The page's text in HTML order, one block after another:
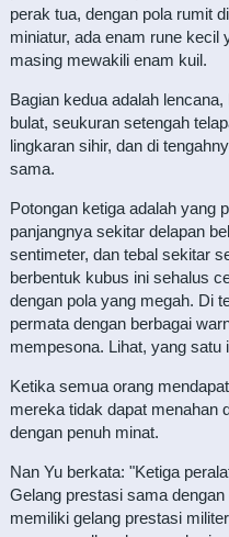
perak tua, dengan pola rumit
miniatur, ada enam rune kecil
masing mewakili enam kuil.
Bagian kedua adalah
bulat, seukuran setengah
lingkaran sihir, dan di
sama.
Potongan ketiga adalah yang
panjangnya sekitar delapan
sentimeter, dan tebal sekitar
berbentuk kubus ini sehalus
dengan pola yang megah. Di
permata dengan berbagai
mempesona. Lihat, yang satu
Ketika semua orang
mereka tidak dapat menahan
dengan penuh minat.
Nan Yu berkata: "Ketiga
Gelang prestasi sama
memiliki gelang prestasi